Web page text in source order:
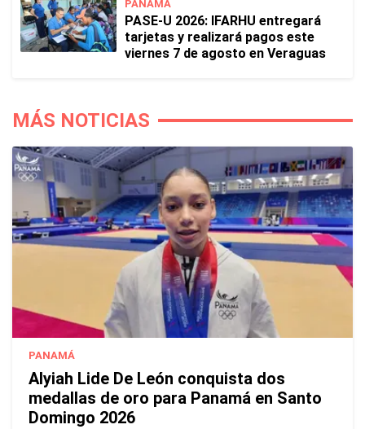
PANAMÁ
PASE-U 2026: IFARHU entregará
tarjetas y realizará pagos este
viernes 7 de agosto en Veraguas
MÁS NOTICIAS
PANAMÁ
Alyiah Lide De León conquista dos
medallas de oro para Panamá en Santo
Domingo 2026